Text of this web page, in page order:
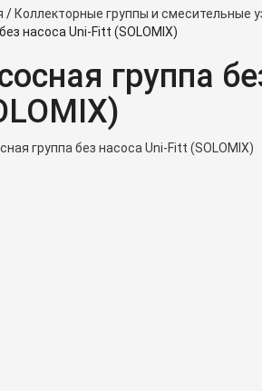
/ Коллекторные группы и смесительные
насоса Uni-Fitt (SOLOMIX)
группа